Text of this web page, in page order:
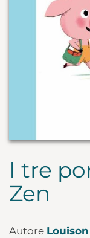
I tre
Zen
Autore